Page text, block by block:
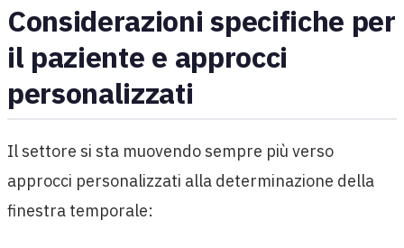
Considerazioni specifiche per
il paziente e approcci
personalizzati
Il settore si sta muovendo sempre più verso
approcci personalizzati alla determinazione della
finestra temporale: